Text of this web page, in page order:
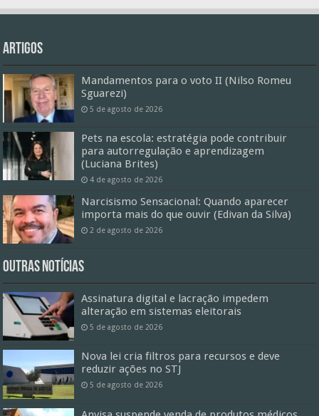
Artigos
Mandamentos para o voto II (Nilso Romeu
Sguarezi)
5 de agosto de 2026
Pets na escola: estratégia pode contribuir
para autorregulação e aprendizagem
(Luciana Brites)
4 de agosto de 2026
Narcisismo Sensacional: Quando aparecer
importa mais do que ouvir (Edivan da Silva)
2 de agosto de 2026
Outras Notícias
Assinatura digital e lacração impedem
alteração em sistemas eleitorais
5 de agosto de 2026
Nova lei cria filtros para recursos e deve
reduzir ações no STJ
5 de agosto de 2026